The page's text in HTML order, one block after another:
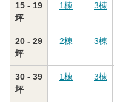
15 - 19
坪
1棟 3棟
20 - 29
坪
2棟 3棟
30 - 39
坪
1棟 3棟